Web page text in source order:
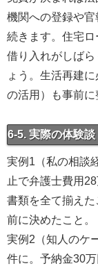
機関への登録や
続きます。住宅
借り入れがしば
ょう。生活再建
の活用）も事前に
6-5. 実際の体験談
実例1（私の相談
止で弁護士費用
書類を全て揃え
前に決めたこと。
実例2（知人のケ
件に。予納金30